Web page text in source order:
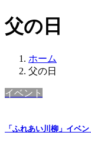
プ
動
父の日
ホーム
父の日
イベント
「ふれあい川柳」イベン